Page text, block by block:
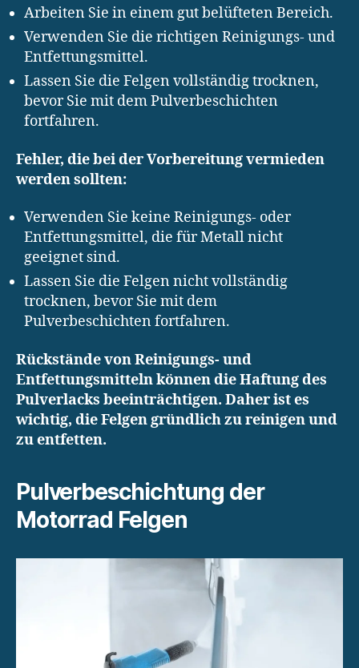
Arbeiten Sie in einem gut belüfteten Bereich.
Verwenden Sie die richtigen Reinigungs- und
Entfettungsmittel.
Lassen Sie die Felgen vollständig trocknen,
bevor Sie mit dem Pulverbeschichten
fortfahren.
Fehler, die bei der Vorbereitung vermieden
werden sollten:
Verwenden Sie keine Reinigungs- oder
Entfettungsmittel, die für Metall nicht
geeignet sind.
Lassen Sie die Felgen nicht vollständig
trocknen, bevor Sie mit dem
Pulverbeschichten fortfahren.
Rückstände von Reinigungs- und
Entfettungsmitteln können die Haftung des
Pulverlacks beeinträchtigen. Daher ist es
wichtig, die Felgen gründlich zu reinigen und
zu entfetten.
Pulverbeschichtung der
Motorrad Felgen